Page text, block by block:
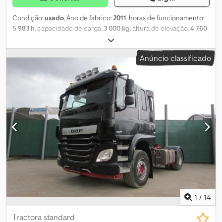
Condição:usado, Ano de fabrico:2011, horas de funcionamento:
5 983 h, capacidade de carga: 3 000 kg, altura de elevação:4 760
elétrico, tipo de mastro:
construção:2 270 mm, dimensão do pneu dianteiro:23 x 10 - 12
(30%), tamanho do pneu traseiro: 18 x 7 - 8 (40%), peso em vazio:
5 589 kg
, comprimento total:2 500 mm
, peso máximo de carga: 3 000 kg, tamanho do pneu:
Superelastik SE 18 x 7 - 8 (40%) 23 x 10 - 12 (30%)
tomada de força dianteira, 3ª válvula (terceira válvula) Farol de
trabalho dianteiro Farol de trabalho traseiro Cobertura de teto
(protegido contra intempéries) Vidro dianteiro Aquecimento
Controle por impulso eletrônico Deslocamento lateral (side shift)
Mais de 200 empilhadores no nosso site! unilift(dot)de &lt Dsdpfev
Tk Awox Ai Uskr
Anúncio classificado
1 / 14
Tractora standard